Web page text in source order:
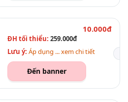
10.000đ
ĐH tối thiểu: 259.000đ
Lưu ý: Áp dụng ... xem chi tiết
Đến banner